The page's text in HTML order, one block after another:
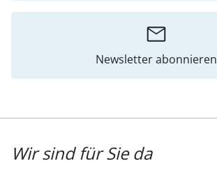
Newsletter abonnieren
Wir sind für Sie da